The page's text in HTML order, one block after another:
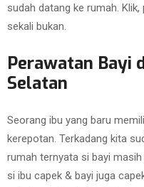
sudah datang ke rumah.
sekali bukan.
Perawatan Bayi
Selatan
Seorang ibu yang baru
kerepotan. Terkadang kita
rumah ternyata si bayi
si ibu capek & bayi juga